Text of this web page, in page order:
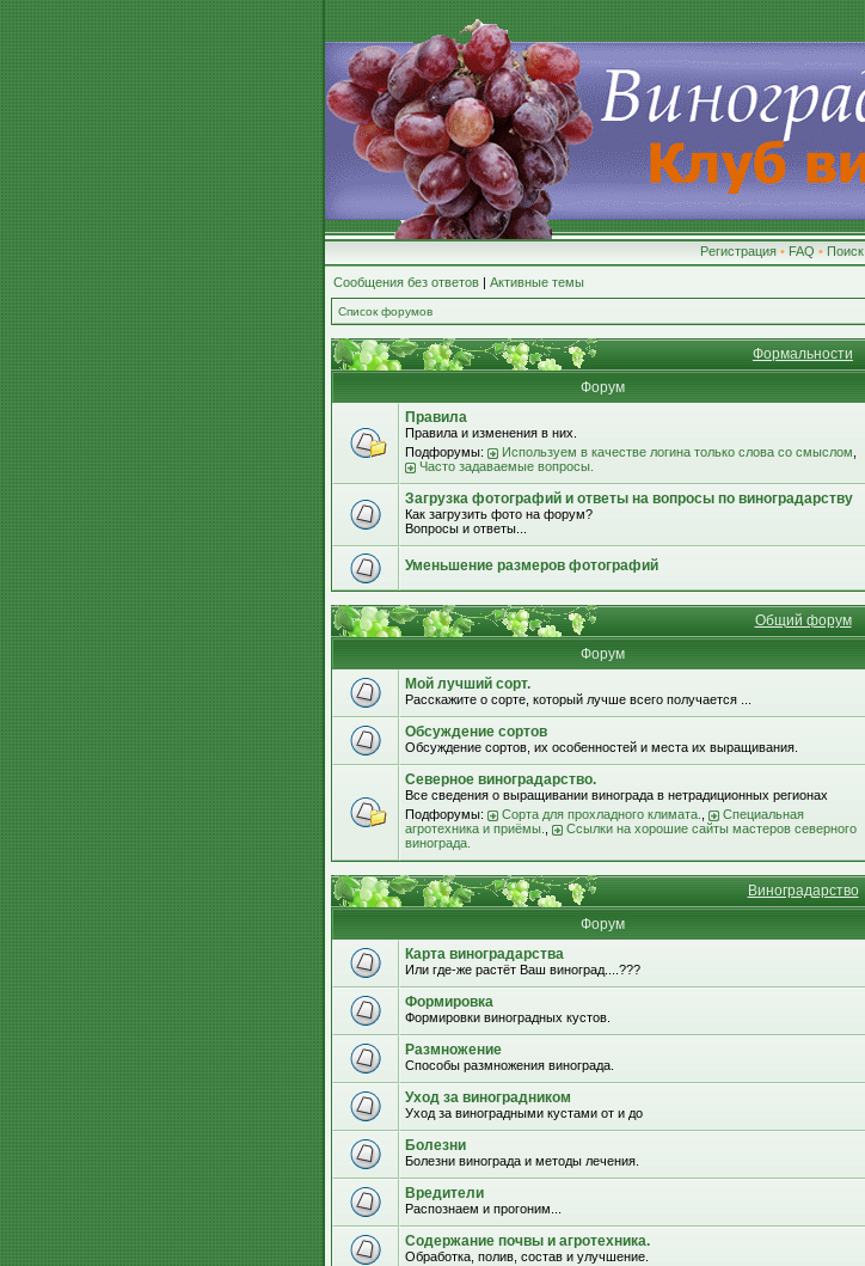
Регистрация • FAQ • Поиск
Сообщения без ответов | Активные темы
Список форумов
Формальности
Форум
Правила
Правила и изменения в них.
Подфорумы:
Используем в качестве логина только слова со смыслом
Часто задаваемые вопросы.
Загрузка фотографий и ответы на вопросы по виноградарству
Как загрузить фото на форум?
Вопросы и ответы...
Уменьшение размеров фотографий
Общий форум
Форум
Мой лучший сорт.
Расскажите о сорте, который лучше всего получается ...
Обсуждение сортов
Обсуждение сортов, их особенностей и места их выращивания.
Северное виноградарство.
Все сведения о выращивании винограда в нетрадиционных регионах
Подфорумы:
Сорта для прохладного климата.
Специальная
агротехника и приёмы.
Ссылки на хорошие сайты мастеров северного
винограда.
Виноградарство
Форум
Карта виноградарства
Или где-же растёт Ваш виноград....???
Формировка
Формировки виноградных кустов.
Размножение
Способы размножения винограда.
Уход за виноградником
Уход за виноградными кустами от и до
Болезни
Болезни винограда и методы лечения.
Вредители
Распознаем и прогоним...
Содержание почвы и агротехника.
Обработка, полив, состав и улучшение.